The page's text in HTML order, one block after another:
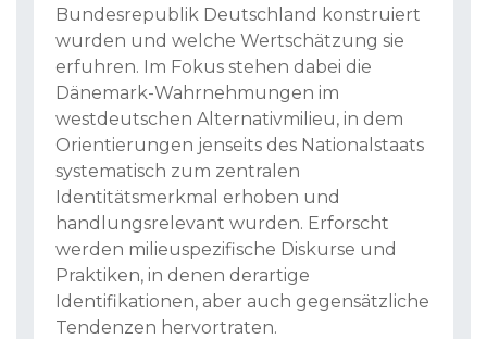
Bundesrepublik Deutschland konstruiert
wurden und welche Wertschätzung sie
erfuhren. Im Fokus stehen dabei die
Dänemark-Wahrnehmungen im
westdeutschen Alternativmilieu, in dem
Orientierungen jenseits des Nationalstaats
systematisch zum zentralen
Identitätsmerkmal erhoben und
handlungsrelevant wurden. Erforscht
werden milieuspezifische Diskurse und
Praktiken, in denen derartige
Identifikationen, aber auch gegensätzliche
Tendenzen hervortraten.